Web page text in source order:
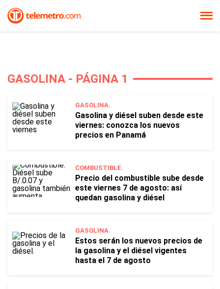
GASOLINA - PÁGINA 1
GASOLINA.
Gasolina y diésel suben desde este
viernes: conozca los nuevos
precios en Panamá
COMBUSTIBLE.
Precio del combustible sube desde
este viernes 7 de agosto: así
quedan gasolina y diésel
GASOLINA.
Estos serán los nuevos precios de
la gasolina y el diésel vigentes
hasta el 7 de agosto